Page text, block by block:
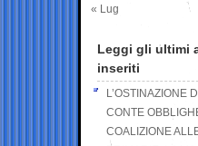
« Lug
Leggi gli ultimi
inseriti
L’OSTINAZIONE
CONTE
COALIZIONE